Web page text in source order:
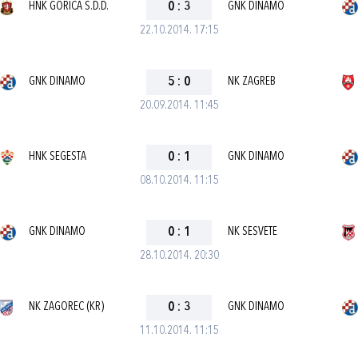
22.10.2014. 17:15
HNK GORICA S.D.D. 0 : 3 GNK DINAMO
20.09.2014. 11:45
GNK DINAMO 5 : 0 NK ZAGREB
08.10.2014. 11:15
HNK SEGESTA 0 : 1 GNK DINAMO
28.10.2014. 20:30
GNK DINAMO 0 : 1 NK SESVETE
11.10.2014. 11:15
NK ZAGOREC (KR) 0 : 3 GNK DINAMO